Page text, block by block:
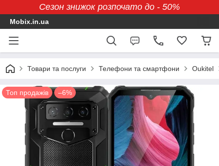
Сезон знижок розпочато до - 50%
Mobix.in.ua
Товари та послуги Телефони та смартфони Oukitel
Топ продажів –6%